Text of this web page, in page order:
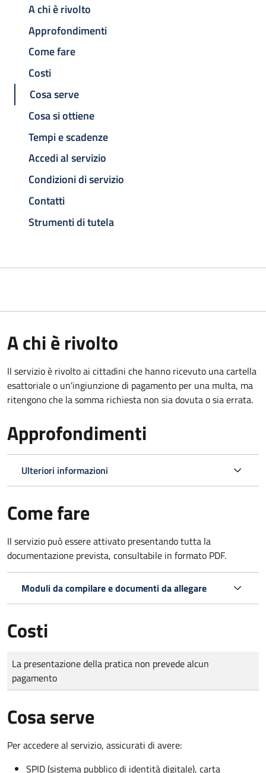
A chi è rivolto
Approfondimenti
Come fare
Costi
Cosa serve
Cosa si ottiene
Tempi e scadenze
Accedi al servizio
Condizioni di servizio
Contatti
Strumenti di tutela
A chi è rivolto
Il servizio è rivolto ai cittadini che hanno ricevuto una cartella
esattoriale o un'ingiunzione di pagamento per una multa, ma
ritengono che la somma richiesta non sia dovuta o sia errata.
Approfondimenti
Ulteriori informazioni
Come fare
Il servizio può essere attivato presentando tutta la
documentazione prevista, consultabile in formato PDF.
Moduli da compilare e documenti da allegare
Costi
Tipo di pagamento
Importo
La presentazione della pratica non prevede alcun
pagamento
Cosa serve
Per accedere al servizio, assicurati di avere:
SPID (sistema pubblico di identità digitale), carta